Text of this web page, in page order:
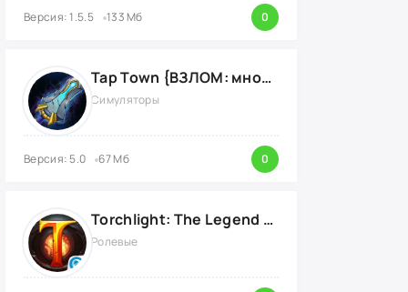
Версия: 1.5.5 133 Мб 0
Tap Town {ВЗЛОМ: много денег}
Симуляторы
Версия: 5.0 67 Мб 0
Torchlight: The Legend Continues {ВЗЛОМ: Режим Бога}
Ролевые